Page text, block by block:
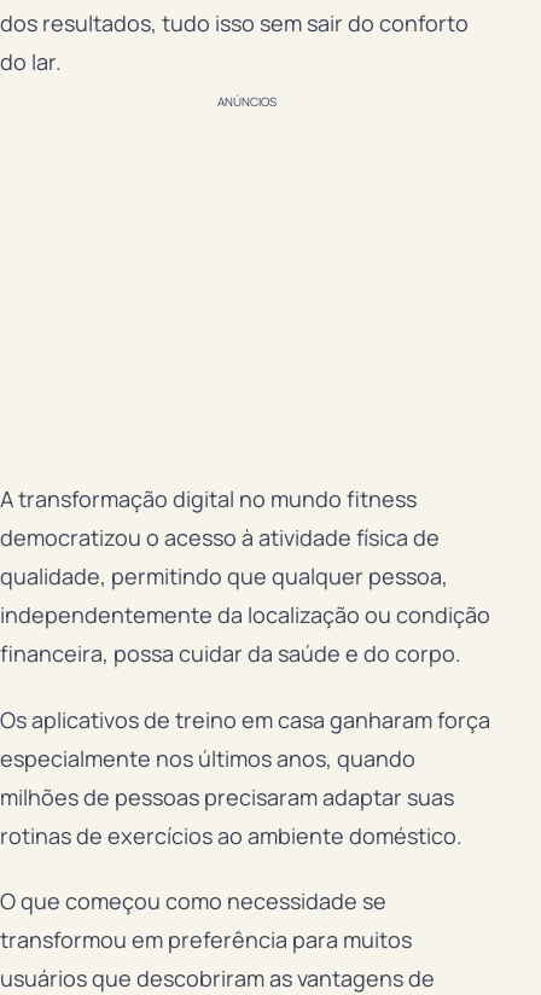
dos resultados, tudo isso sem sair do conforto
do lar.
ANÚNCIOS
A transformação digital no mundo fitness
democratizou o acesso à atividade física de
qualidade, permitindo que qualquer pessoa,
independentemente da localização ou condição
financeira, possa cuidar da saúde e do corpo.
Os aplicativos de treino em casa ganharam força
especialmente nos últimos anos, quando
milhões de pessoas precisaram adaptar suas
rotinas de exercícios ao ambiente doméstico.
O que começou como necessidade se
transformou em preferência para muitos
usuários que descobriram as vantagens de